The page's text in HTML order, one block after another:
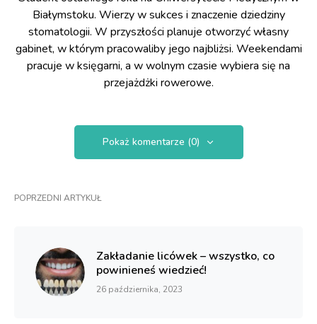
Białymstoku. Wierzy w sukces i znaczenie dziedziny
stomatologii. W przyszłości planuje otworzyć własny
gabinet, w którym pracowaliby jego najbliżsi. Weekendami
pracuje w księgarni, a w wolnym czasie wybiera się na
przejażdżki rowerowe.
Pokaż komentarze (0)
POPRZEDNI ARTYKUŁ
Zakładanie licówek – wszystko, co
powinieneś wiedzieć!
26 października, 2023